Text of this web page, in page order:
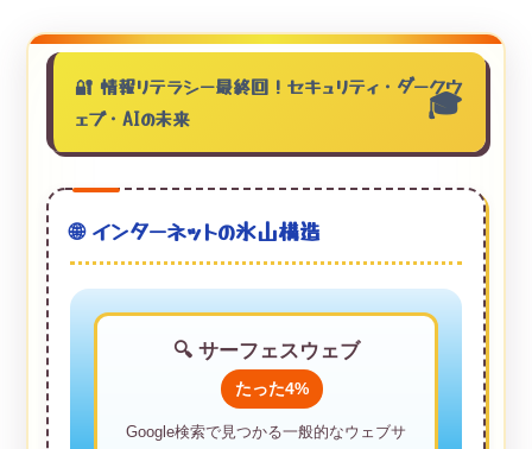
❄️ 長岡に雪！約1m積雪
🔐 情報リテラシー最終回！セキュリティ・ダークウ
ェブ・AIの未来
🌐 インターネットの氷山構造
🔍 サーフェスウェブ
たった4%
Google検索で見つかる一般的なウェブサ